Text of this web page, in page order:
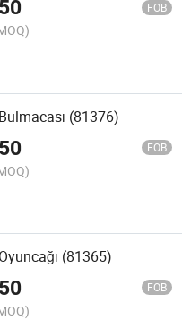
FOB
(81376)
FOB
(81365)
FOB